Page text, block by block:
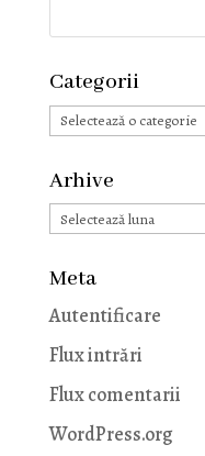
Categorii
Categorii
Arhive
Arhive
Meta
Autentificare
Flux intrări
Flux comentarii
WordPress.org